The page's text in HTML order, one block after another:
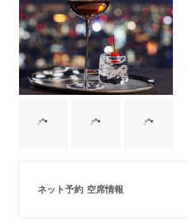
ネット予約 空席情報